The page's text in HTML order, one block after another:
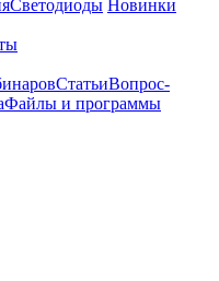
Светодиоды Новинки
СтатьиВопрос-
Файлы и программы